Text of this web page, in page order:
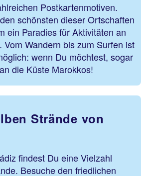
Postkartenmotiven.
schönsten dieser Ortschaften
ein Paradies für Aktivitäten an
Vom Wandern bis zum Surfen ist
wenn Du möchtest, sogar
die Küste Marokkos!
Strände von
findest Du eine Vielzahl
Besuche den friedlichen